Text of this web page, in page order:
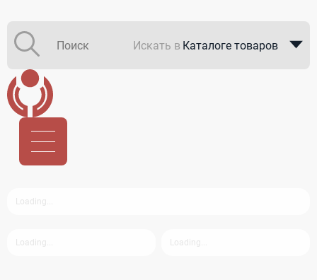
Искать в Каталоге товаров